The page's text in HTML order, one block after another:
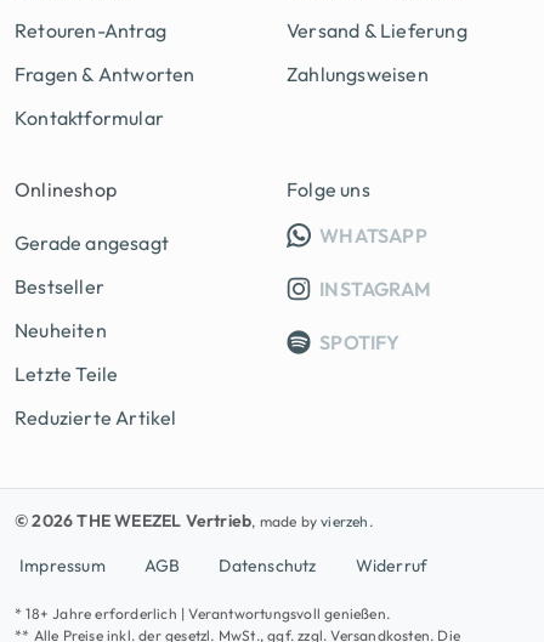
Retouren-Antrag
Fragen & Antworten
Kontaktformular
Versand & Lieferung
Zahlungsweisen
Onlineshop
Gerade angesagt
Bestseller
Neuheiten
Letzte Teile
Reduzierte Artikel
Folge uns
WHATSAPPINFO
INSTAGRAM
SPOTIFY
© 2026 THE WEEZEL Vertrieb, made byvierzeh.
Impressum AGB Datenschutz Widerruf
* 18+ Jahre erforderlich | Verantwortungsvoll genießen.
** Alle Preise inkl. der gesetzl. MwSt., ggf. zzgl. Versandkosten. Die